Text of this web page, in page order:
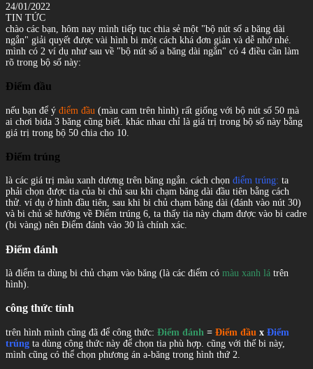
24/01/2022
TIN TỨC
chào các bạn, hôm nay mình tiếp tục chia sẻ một "bộ nút số a băng dài
ngắn" giải quyết được vài hình bi một cách khá đơn giản và dễ nhớ nhé.
mình có 2 ví dụ như sau về "bộ nút số a băng dài ngắn" có 4 điều cần làm
rõ trong bộ số này:
Điểm đầu
nếu bạn để ý điểm đầu (màu cam trên hình) rất giống với bộ nút số 50 mà
ai chơi bida 3 băng cũng biết. khác nhau chỉ là giá trị trong bộ số này bằng
giá trị trong bộ 50 chia cho 10.
Điểm trúng
là các giá trị màu xanh dương trên băng ngắn. cách chọn điểm trúng: ta
phải chọn được tia của bi chủ sau khi chạm băng dài đầu tiên bằng cách
thử. ví dụ ở hình đầu tiên, sau khi bi chủ chạm băng dài (đánh vào nút 30)
và bi chủ sẽ hướng về Điểm trúng 6, ta thấy tia này chạm được vào bi cadre
(bi vàng) nên Điểm đánh vào 30 là chính xác.
Điểm đánh
là điểm ta dùng bi chủ chạm vào băng (là các điểm có màu xanh lá trên
hình).
công thức tính
trên hình mình cũng đã để công thức: Điểm đánh = Điểm đầu x Điểm
trúng ta dùng công thức này để chọn tia phù hợp. cũng với thế bi này,
mình cũng có thể chọn phương án a-băng trong hình thứ 2.